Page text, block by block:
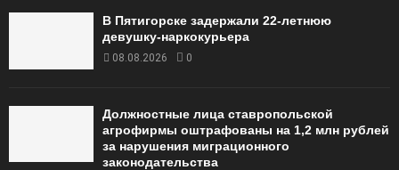
В Пятигорске задержали 22-летнюю
девушку-наркокурьера
08.08.2026 0
Должностные лица ставропольской
агрофирмы оштрафованы на 1,2 млн рублей
за нарушения миграционного
законодательства